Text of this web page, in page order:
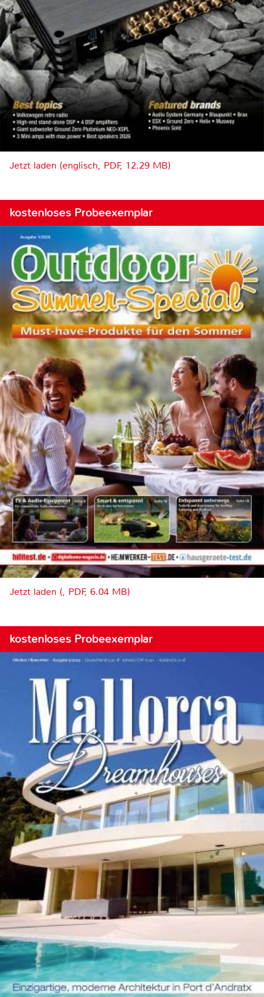
Jetzt laden (englisch, PDF, 12.29 MB)
kostenloses Probeexemplar
Jetzt laden (, PDF, 6.04 MB)
kostenloses Probeexemplar